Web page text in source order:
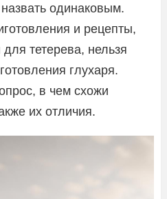
одинаковым.
и рецепты,
тетерева, нельзя
глухаря.
в чем схожи
их отличия.